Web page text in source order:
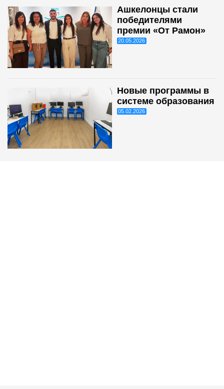
Ашкелонцы стали
победителями
премии «От Рамон»
20.05.2026
Новые программы в
системе образования
05.02.2026